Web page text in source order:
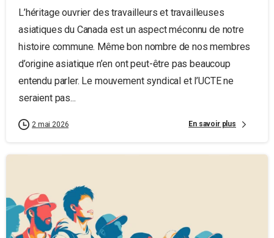
L’héritage ouvrier des travailleurs et travailleuses
asiatiques du Canada est un aspect méconnu de notre
histoire commune. Même bon nombre de nos membres
d’origine asiatique n’en ont peut-être pas beaucoup
entendu parler. Le mouvement syndical et l’UCTE ne
seraient pas...
2 mai 2026 En savoir plus